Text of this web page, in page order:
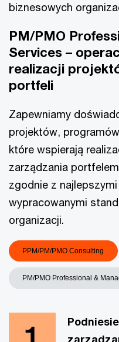
biznesowych
PM/PMO
Services –
realizacji
portfeli
Zapewniamy
projektów, programów
które wspierają
zarządzania
zgodnie z
wypracowanymi
organizacji.
PPM/PM/PMO Consulting
PM/PMO Professional &